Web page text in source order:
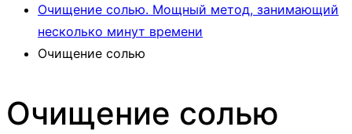
Очищение солью. Мощный метод, занимающий
несколько минут времени
Очищение солью
Очищение солью